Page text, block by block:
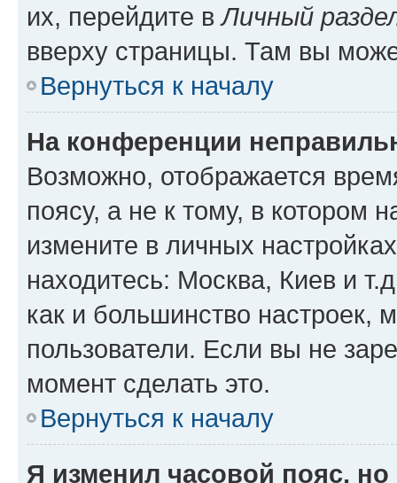
их, перейдите вЛичный
вверху страницы. Там вы
Вернуться к началу
На конференции
Возможно, отображается
поясу, а не к тому, в котором
измените в личных
находитесь: Москва, Киев и
как и большинство настроек,
пользователи. Если вы не
момент сделать это.
Вернуться к началу
Я изменил часовой пояс,